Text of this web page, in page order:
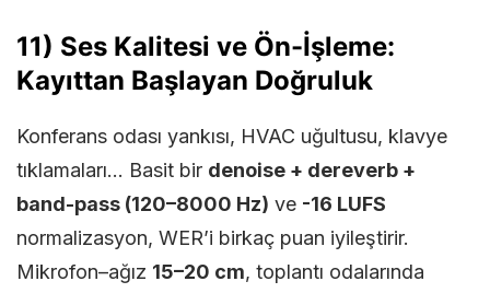
11) Ses Kalitesi ve Ön-İşleme:
Kayıttan Başlayan Doğruluk
Konferans odası yankısı, HVAC uğultusu, klavye
tıklamaları… Basit bir denoise + dereverb +
band-pass (120–8000 Hz) ve -16 LUFS
normalizasyon, WER’i birkaç puan iyileştirir.
Mikrofon–ağız 15–20 cm, toplantı odalarında